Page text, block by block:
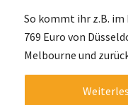
So kommt ihr z.B.
769 Euro von
Melbourne und